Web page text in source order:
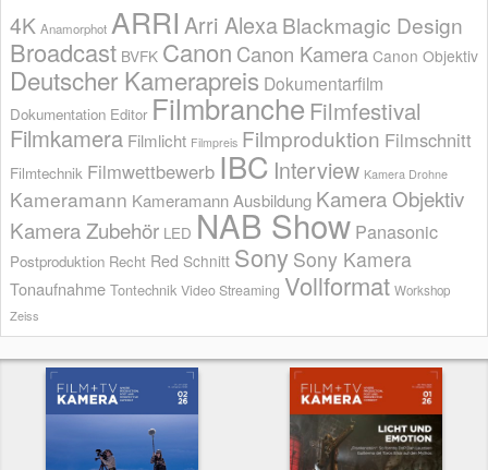
4K Anamorphot ARRI Arri AlexaBlackmagic Design
Broadcast BVFK Canon Canon Kamera Canon Objektiv
Deutscher Kamerapreis Dokumentarfilm
Dokumentation Editor Filmbranche Filmfestival
Filmkamera Filmlicht Filmpreis Filmproduktion Filmschnitt
Filmtechnik Filmwettbewerb IBC Interview Kamera Drohne
Kameramann Kameramann Ausbildung Kamera Objektiv
Kamera Zubehör LED NAB Show Panasonic
Postproduktion Recht Red Schnitt Sony Sony Kamera
Tonaufnahme Tontechnik Video Streaming Vollformat Workshop
Zeiss